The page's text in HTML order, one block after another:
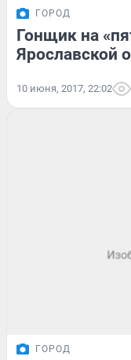
ГОРОД
Гонщик на
Ярославской
10 июня, 2017, 22:02
ГОРОД